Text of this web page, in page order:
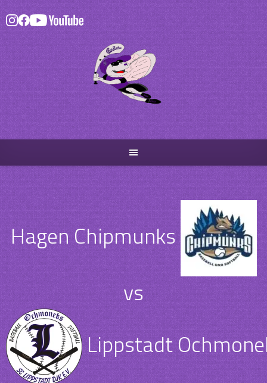
Skip
to
content
Hagen Chipmunks
vs
Lippstadt